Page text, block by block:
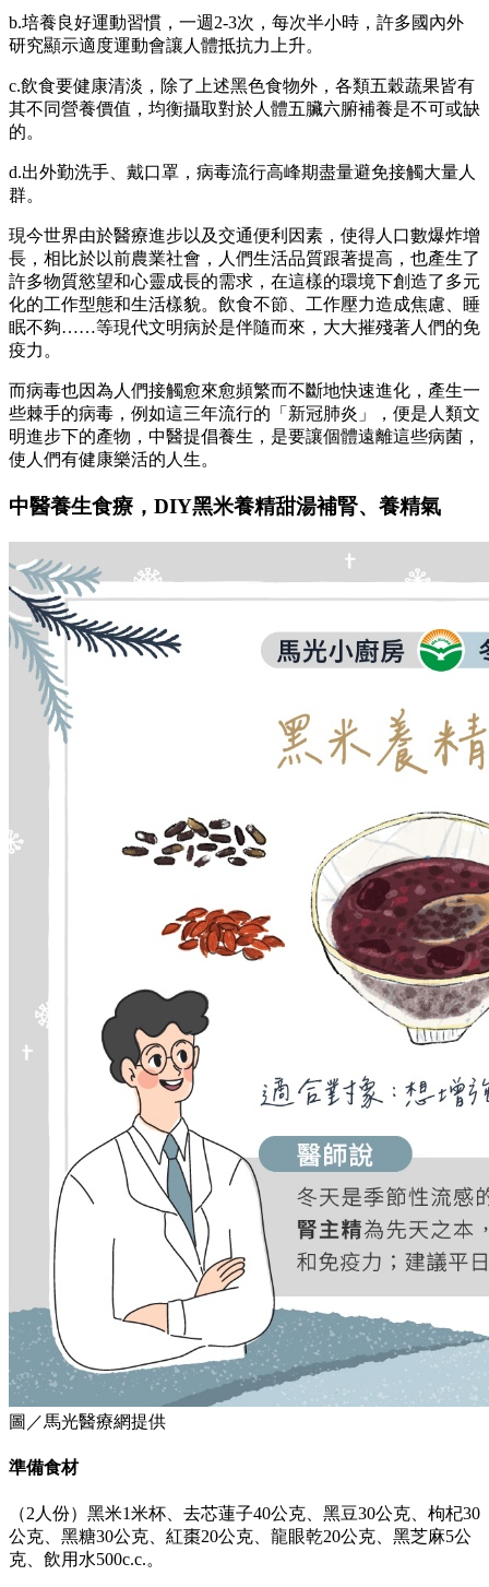
b.培養良好運動習慣，一週2-3次，每次半小時，許多國內外
研究顯示適度運動會讓人體抵抗力上升。
c.飲食要健康清淡，除了上述黑色食物外，各類五穀蔬果皆有
其不同營養價值，均衡攝取對於人體五臟六腑補養是不可或缺
的。
d.出外勤洗手、戴口罩，病毒流行高峰期盡量避免接觸大量人
群。
現今世界由於醫療進步以及交通便利因素，使得人口數爆炸增
長，相比於以前農業社會，人們生活品質跟著提高，也產生了
許多物質慾望和心靈成長的需求，在這樣的環境下創造了多元
化的工作型態和生活樣貌。飲食不節、工作壓力造成焦慮、睡
眠不夠……等現代文明病於是伴隨而來，大大摧殘著人們的免
疫力。
而病毒也因為人們接觸愈來愈頻繁而不斷地快速進化，產生一
些棘手的病毒，例如這三年流行的「新冠肺炎」，便是人類文
明進步下的產物，中醫提倡養生，是要讓個體遠離這些病菌，
使人們有健康樂活的人生。
中醫養生食療，DIY黑米養精甜湯補腎、養精氣
圖／馬光醫療網提供
準備食材
（2人份）黑米1米杯、去芯蓮子40公克、黑豆30公克、枸杞30
公克、黑糖30公克、紅棗20公克、龍眼乾20公克、黑芝麻5公
克、飲用水500c.c.。